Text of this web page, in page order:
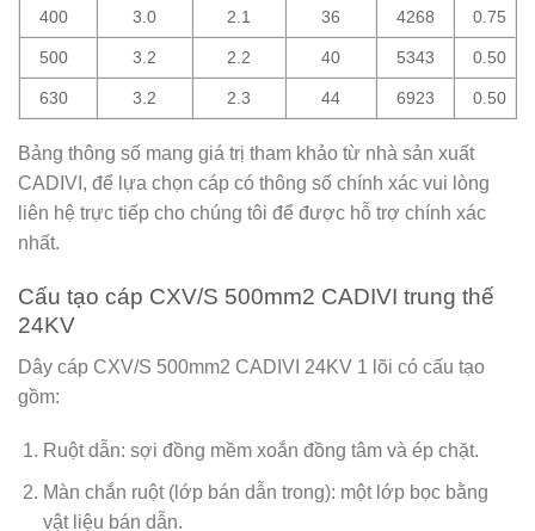
400 3.0 2.1 36 4268 0.75
500 3.2 2.2 40 5343 0.50
630 3.2 2.3 44 6923 0.50
Bảng thông số mang giá trị tham khảo từ nhà sản xuất
CADIVI, để lựa chọn cáp có thông số chính xác vui lòng
liên hệ trực tiếp cho chúng tôi để được hỗ trợ chính xác
nhất.
Cấu tạo cáp CXV/S 500mm2 CADIVI trung thế
24KV
Dây cáp CXV/S 500mm2 CADIVI 24KV 1 lõi có cấu tạo
gồm:
Ruột dẫn: sợi đồng mềm xoắn đồng tâm và ép chặt.
Màn chắn ruột (lớp bán dẫn trong): một lớp bọc bằng
vật liệu bán dẫn.